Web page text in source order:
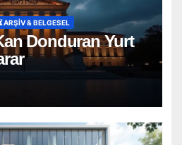
ARŞİV & BELGESEL
Donduran Yurt